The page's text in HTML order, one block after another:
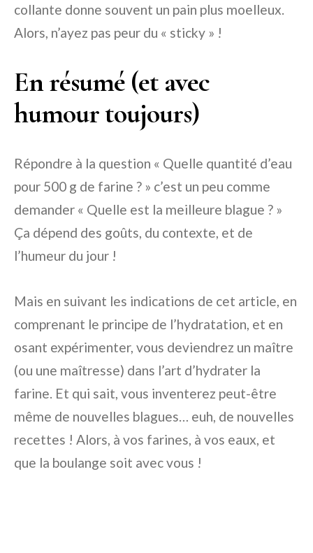
collante donne souvent un pain plus moelleux.
Alors, n’ayez pas peur du « sticky » !
En résumé (et avec
humour toujours)
Répondre à la question « Quelle quantité d’eau
pour 500 g de farine ? » c’est un peu comme
demander « Quelle est la meilleure blague ? »
Ça dépend des goûts, du contexte, et de
l’humeur du jour !
Mais en suivant les indications de cet article, en
comprenant le principe de l’hydratation, et en
osant expérimenter, vous deviendrez un maître
(ou une maîtresse) dans l’art d’hydrater la
farine. Et qui sait, vous inventerez peut-être
même de nouvelles blagues… euh, de nouvelles
recettes ! Alors, à vos farines, à vos eaux, et
que la boulange soit avec vous !